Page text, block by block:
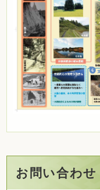
お問い合わせ